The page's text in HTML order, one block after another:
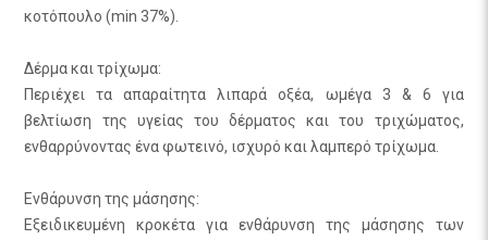
κοτόπουλο (min 37%).
Δέρμα και τρίχωμα:
Περιέχει τα απαραίτητα λιπαρά οξέα, ωμέγα 3 & 6 για
βελτίωση της υγείας του δέρματος και του τριχώματος,
ενθαρρύνοντας ένα φωτεινό, ισχυρό και λαμπερό τρίχωμα.
Ενθάρυνση της μάσησης:
Εξειδικευμένη κροκέτα για ενθάρυνση της μάσησης των